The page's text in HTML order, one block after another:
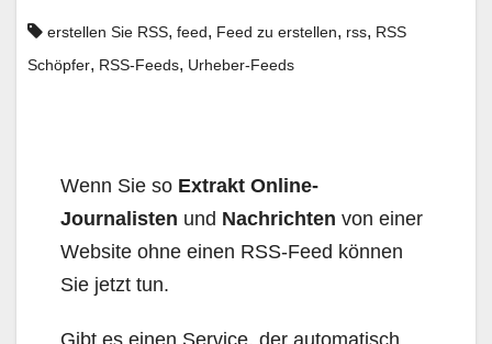
erstellen Sie RSS, feed, Feed zu erstellen, rss, RSS
Schöpfer, RSS-Feeds, Urheber-Feeds
Wenn Sie so Extrakt Online-
Journalisten und Nachrichten von einer
Website ohne einen RSS-Feed können
Sie jetzt tun.
Gibt es einen Service, der automatisch